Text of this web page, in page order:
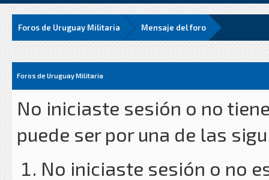
Foros de Uruguay Militaria Mensaje del foro
Foros de Uruguay Militaria
No iniciaste sesión o no
puede ser por una de las
No iniciaste sesión o no